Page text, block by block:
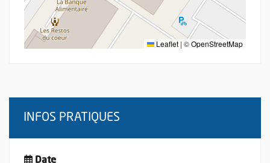
Leaflet | ©OpenStreetMap
INFOS PRATIQUES
Date